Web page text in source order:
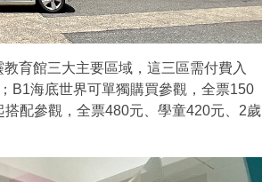
育館三大主要區域，這三區需付費入
；B1海底世界可單獨購買參觀，全票150
配參觀，全票480元、學童420元、2歲